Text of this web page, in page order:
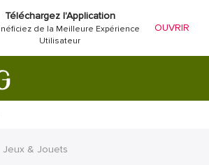
Téléchargez l'Application
de la Meilleure Expérience
Utilisateur
OUVRIR
Jeux & Jouets